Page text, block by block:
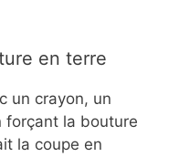
en terre
un crayon, un
forçant la bouture
la coupe en